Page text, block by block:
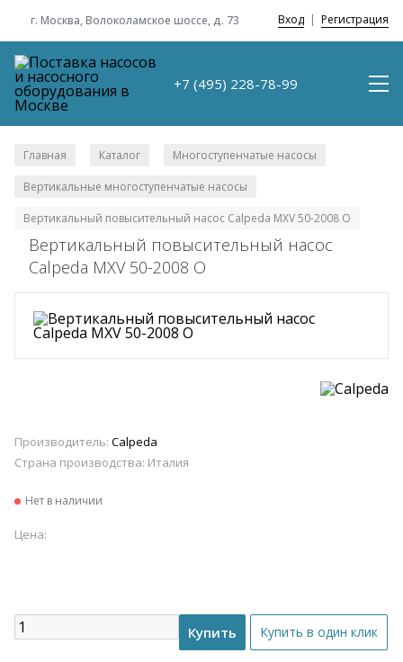
г. Москва, Волоколамское шоссе, д. 73 Вход | Регистрация
+7 (495) 228-78-99
Главная Каталог Многоступенчатые насосы
Вертикальные многоступенчатые насосы
Вертикальный повысительный насос Calpeda MXV 50-2008 O
Вертикальный повысительный насос
Calpeda MXV 50-2008 O
Производитель: Calpeda
Страна производства: Италия
Нет в наличии
Цена: